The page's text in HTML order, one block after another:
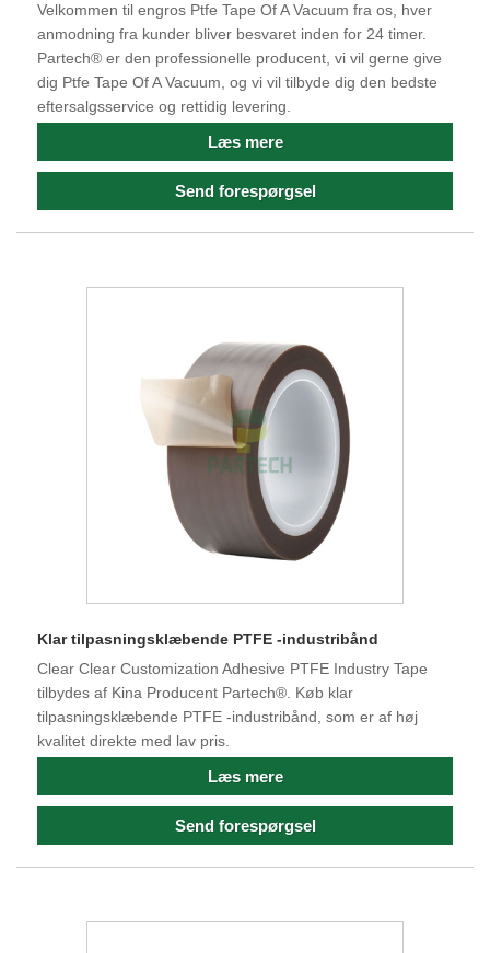
Velkommen til engros Ptfe Tape Of A Vacuum fra os, hver
anmodning fra kunder bliver besvaret inden for 24 timer.
Partech® er den professionelle producent, vi vil gerne give
dig Ptfe Tape Of A Vacuum, og vi vil tilbyde dig den bedste
eftersalgsservice og rettidig levering.
Læs mere
Send forespørgsel
Klar tilpasningsklæbende PTFE -industribånd
Clear Clear Customization Adhesive PTFE Industry Tape
tilbydes af Kina Producent Partech®. Køb klar
tilpasningsklæbende PTFE -industribånd, som er af høj
kvalitet direkte med lav pris.
Læs mere
Send forespørgsel